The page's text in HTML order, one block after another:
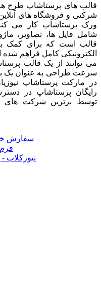
قالب های پرستاشاپ طرح
شرکتی و فروشگاه های
ورک پرستاشاپ کار می
شامل فایل ها، تصاویر،
قالب است که برای کمک
الکترونیکی کامل فراهم
می توانند از یک قالب
سرعت طراحی به عنوان یک
در مارکت پرستاشاپ
رایگان پرستاشاپ در
توسط برترین شرکت
سفارش
نیوزکلاب -